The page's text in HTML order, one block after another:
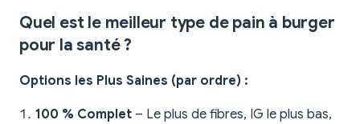
Quel est le meilleur type de pain à burger
pour la santé ?
Options les Plus Saines (par ordre) :
100 % Complet – Le plus de fibres, IG le plus bas,